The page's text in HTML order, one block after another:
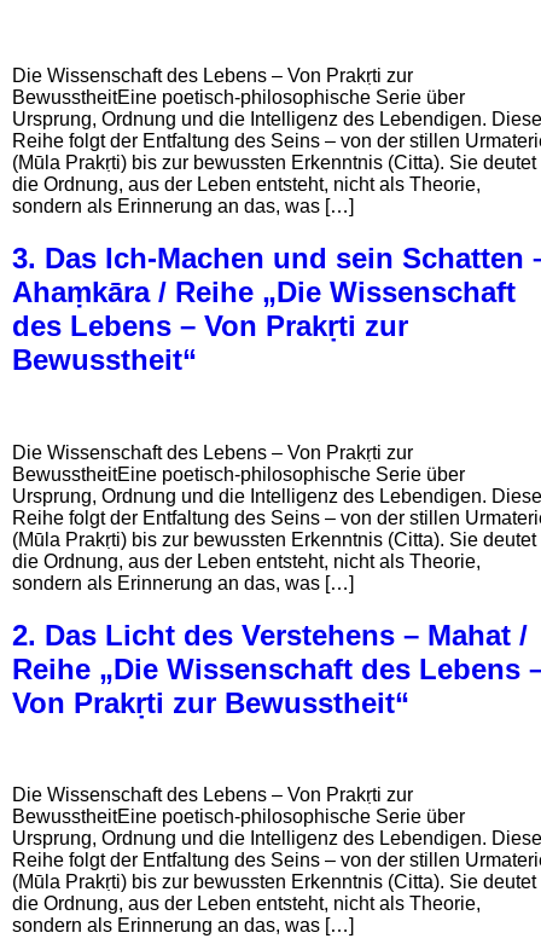
Die Wissenschaft des Lebens – Von Prakṛti zur
BewusstheitEine poetisch-philosophische Serie über
Ursprung, Ordnung und die Intelligenz des Lebendigen. Diese
Reihe folgt der Entfaltung des Seins – von der stillen
(Mūla Prakṛti) bis zur bewussten Erkenntnis (Citta). Sie deutet
die Ordnung, aus der Leben entsteht, nicht als Theorie,
sondern als Erinnerung an das, was […]
3. Das Ich-Machen und sein Schatten
Ahaṃkāra / Reihe „Die Wissenschaft
des Lebens – Von Prakṛti zur
Bewusstheit“
Die Wissenschaft des Lebens – Von Prakṛti zur
BewusstheitEine poetisch-philosophische Serie über
Ursprung, Ordnung und die Intelligenz des Lebendigen. Diese
Reihe folgt der Entfaltung des Seins – von der stillen
(Mūla Prakṛti) bis zur bewussten Erkenntnis (Citta). Sie deutet
die Ordnung, aus der Leben entsteht, nicht als Theorie,
sondern als Erinnerung an das, was […]
2. Das Licht des Verstehens – Mahat /
Reihe „Die Wissenschaft des Lebens
Von Prakṛti zur Bewusstheit“
Die Wissenschaft des Lebens – Von Prakṛti zur
BewusstheitEine poetisch-philosophische Serie über
Ursprung, Ordnung und die Intelligenz des Lebendigen. Diese
Reihe folgt der Entfaltung des Seins – von der stillen
(Mūla Prakṛti) bis zur bewussten Erkenntnis (Citta). Sie deutet
die Ordnung, aus der Leben entsteht, nicht als Theorie,
sondern als Erinnerung an das, was […]